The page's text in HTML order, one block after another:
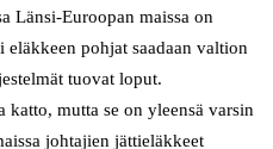
Länsi-Euroopan maissa on
eläkkeen pohjat saadaan valtion
tuovat loput.
mutta se on yleensä varsin
johtajien jättieläkkeet